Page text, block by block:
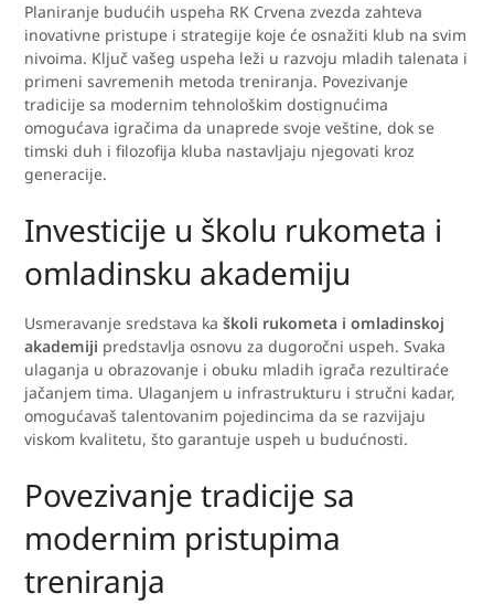
Planiranje budućih uspeha RK Crvena zvezda zahteva
inovativne pristupe i strategije koje će osnažiti klub na svim
nivoima. Ključ vašeg uspeha leži u razvoju mladih talenata i
primeni savremenih metoda treniranja. Povezivanje
tradicije sa modernim tehnološkim dostignućima
omogućava igračima da unaprede svoje veštine, dok se
timski duh i filozofija kluba nastavljaju njegovati kroz
generacije.
Investicije u školu rukometa i
omladinsku akademiju
Usmeravanje sredstava kaškoli rukometa i omladinskoj
akademiji predstavlja osnovu za dugoročni uspeh. Svaka
ulaganja u obrazovanje i obuku mladih igrača rezultiraće
jačanjem tima. Ulaganjem u infrastrukturu i stručni kadar,
omogućavaš talentovanim pojedincima da se razvijaju
viskom kvalitetu, što garantuje uspeh u budućnosti.
Povezivanje tradicije sa
modernim pristupima
treniranja